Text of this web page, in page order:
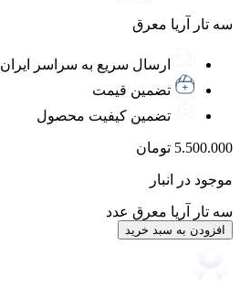
سه تار آریا معرق
ارسال سریع به سراسر ایران
تضمین قیمت
تضمین کیفیت محصول
5.500.000 تومان
موجود در انبار
سه تار آریا معرق عدد
افزودن به سبد خرید